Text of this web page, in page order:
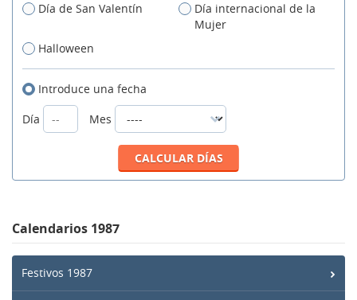
Día de San Valentín
Día internacional de la
Mujer
Halloween
Introduce una fecha
Día
Mes
Calendarios 1987
Festivos 1987